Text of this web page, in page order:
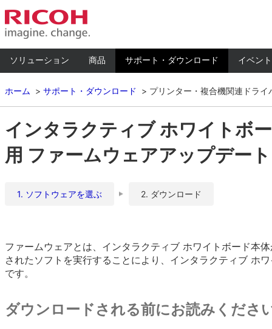
ソリューション 商品 サポート・ダウンロード イベン
ホーム サポート・ダウンロード プリンター・複合機関連ドライ
インタラクティブ ホワイトボ
用 ファームウェアアップデー
1. ソフトウェアを選ぶ 2. ダウンロード
ファームウェアとは、インタラクティブ ホワイトボード本
されたソフトを実行することにより、インタラクティブ ホ
です。
ダウンロードされる前にお読みくださ